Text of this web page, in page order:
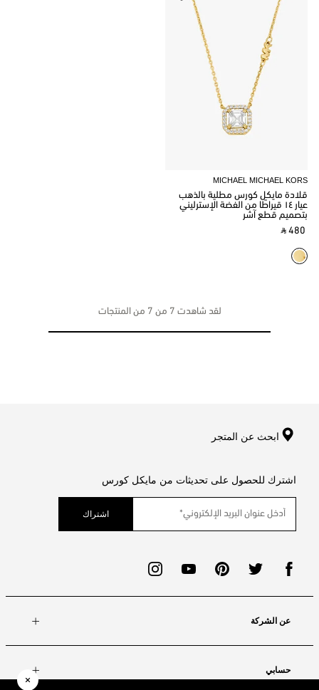
MICHAEL MICHAEL KORS
قلادة مايكل كورس مطلية بالذهب
عيار ١٤ قيراطًا من الفضة الإسترليني
بتصميم قطع آشر
‎ ⃁ 480 ‎
لقد شاهدت 7 من 7 من المنتجات
ابحث عن المتجر
اشترك للحصول على تحديثات من مايكل كورس
اشتراك
عن الشركة
حسابي